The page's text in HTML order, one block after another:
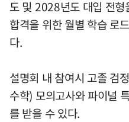
도 및 2028년도 대입 전형
합격을 위한 월별 학습 로
다.
설명회 내 참여시 고졸 검
수학) 모의고사와 파이널
를 받을 수 있다.